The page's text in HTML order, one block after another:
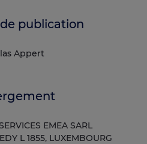
publication
Appert
EMEA SARL
L 1855, LUXEMBOURG